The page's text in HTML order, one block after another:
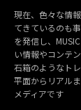
現在、色々な情
てきているのも
を発信し、
い情報やコンテ
石箱のようなト
平面からリアル
メディアです